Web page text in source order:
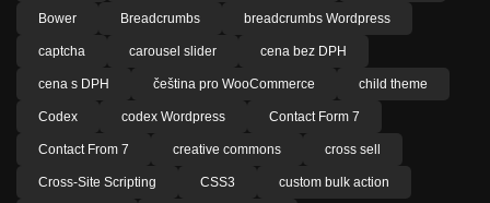
Bower Breadcrumbs breadcrumbs Wordpress
captcha carousel slider cena bez DPH
cena s DPH čeština pro WooCommerce child theme
Codex codex Wordpress Contact Form 7
Contact From 7 creative commons cross sell
Cross-Site Scripting CSS3 custom bulk action